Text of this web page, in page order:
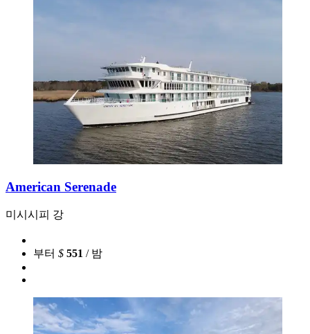
American Serenade
미시시피 강
부터 $ 551 / 밤